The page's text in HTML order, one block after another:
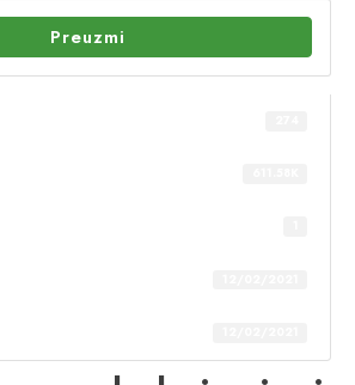
Preuzmi